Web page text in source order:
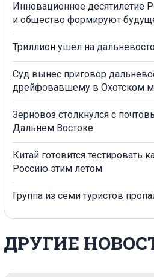
Инновационное десятилетие
и общество формируют
Триллион ушел на
Суд вынес приговор
дрейфовавшему в Охотском
Зерновоз столкнулся с
Дальнем Востоке
Китай готовится тестировать
Россию этим летом
Группа из семи туристов
ДРУГИЕ